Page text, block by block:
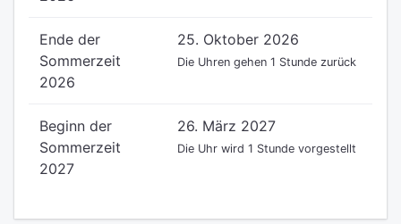
Ende der
Sommerzeit
2026
25. Oktober 2026
Die Uhren gehen 1 Stunde zurück
Beginn der
Sommerzeit
2027
26. März 2027
Die Uhr wird 1 Stunde vorgestellt